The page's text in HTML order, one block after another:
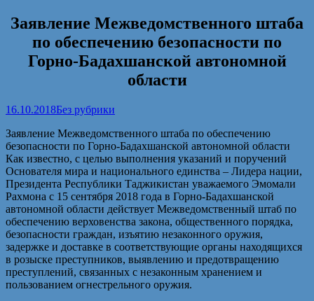
Заявление Межведомственного штаба
по обеспечению безопасности по
Горно-Бадахшанской автономной
области
16.10.2018Без рубрики
Заявление Межведомственного штаба по обеспечению
безопасности по Горно-Бадахшанской автономной области
Как известно, с целью выполнения указаний и поручений
Основателя мира и национального единства – Лидера нации,
Президента Республики Таджикистан уважаемого Эмомали
Рахмона с 15 сентября 2018 года в Горно-Бадахшанской
автономной области действует Межведомственный штаб по
обеспечению верховенства закона, общественного порядка,
безопасности граждан, изъятию незаконного оружия,
задержке и доставке в соответствующие органы находящихся
в розыске преступников, выявлению и предотвращению
преступлений, связанных с незаконным хранением и
пользованием огнестрельного оружия.